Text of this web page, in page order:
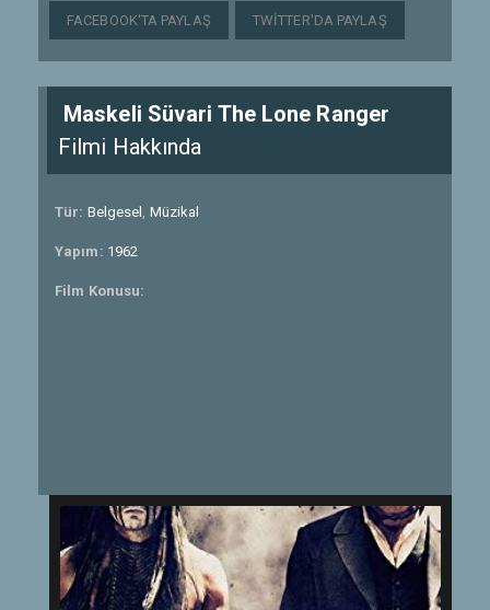
FACEBOOK'TA PAYLAŞ TWITTER'DA PAYLAŞ
Maskeli Süvari The Lone Ranger
Filmi Hakkında
Tür: Belgesel , Müzikal
Yapım: 1962
Film Konusu: